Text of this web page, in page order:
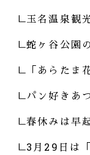
玉名温泉観
蛇ヶ谷公園
「あらたま
パン好きあ
春休みは早
3月29日は